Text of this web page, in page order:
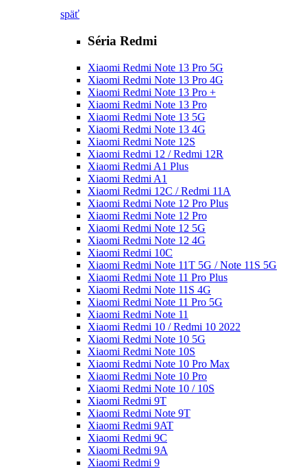
späť
Séria Redmi
Xiaomi Redmi Note 13 Pro 5G
Xiaomi Redmi Note 13 Pro 4G
Xiaomi Redmi Note 13 Pro +
Xiaomi Redmi Note 13 Pro
Xiaomi Redmi Note 13 5G
Xiaomi Redmi Note 13 4G
Xiaomi Redmi Note 12S
Xiaomi Redmi 12 / Redmi 12R
Xiaomi Redmi A1 Plus
Xiaomi Redmi A1
Xiaomi Redmi 12C / Redmi 11A
Xiaomi Redmi Note 12 Pro Plus
Xiaomi Redmi Note 12 Pro
Xiaomi Redmi Note 12 5G
Xiaomi Redmi Note 12 4G
Xiaomi Redmi 10C
Xiaomi Redmi Note 11T 5G / Note 11S 5G
Xiaomi Redmi Note 11 Pro Plus
Xiaomi Redmi Note 11S 4G
Xiaomi Redmi Note 11 Pro 5G
Xiaomi Redmi Note 11
Xiaomi Redmi 10 / Redmi 10 2022
Xiaomi Redmi Note 10 5G
Xiaomi Redmi Note 10S
Xiaomi Redmi Note 10 Pro Max
Xiaomi Redmi Note 10 Pro
Xiaomi Redmi Note 10 / 10S
Xiaomi Redmi 9T
Xiaomi Redmi Note 9T
Xiaomi Redmi 9AT
Xiaomi Redmi 9C
Xiaomi Redmi 9A
Xiaomi Redmi 9